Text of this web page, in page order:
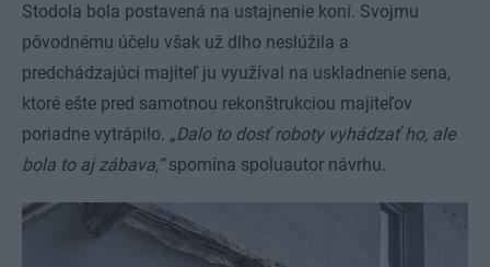
Stodola bola postavená na ustajnenie koní. Svojmu
pôvodnému účelu však už dlho neslúžila a
predchádzajúci majiteľ ju využíval na uskladnenie sena,
ktoré ešte pred samotnou rekonštrukciou majiteľov
poriadne vytrápilo. „Dalo to dosť roboty vyhádzať ho, ale
bola to aj zábava,“spomína spoluautor návrhu.